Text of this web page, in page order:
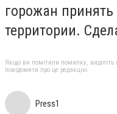
горожан принять
территории.
Якщо ви помітили помилку, виділіть
повідомити про це редакцію
Press1